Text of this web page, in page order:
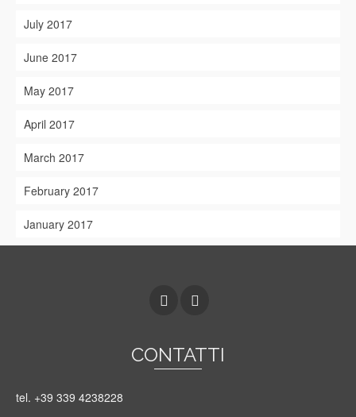
July 2017
June 2017
May 2017
April 2017
March 2017
February 2017
January 2017
CONTATTI
tel. +39 339 4238228